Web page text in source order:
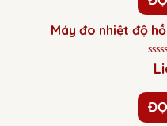
sao
Máy đo nhiệt độ
xếp
0
5
sao